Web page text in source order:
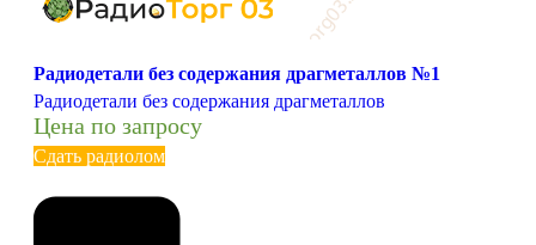
Радиодетали без содержания драгметаллов №1
Радиодетали без содержания драгметаллов
Цена по запросу
Сдать радиолом